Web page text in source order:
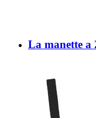
La manette a